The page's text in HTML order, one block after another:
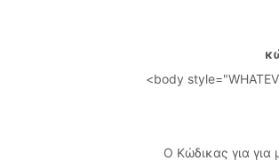
<body
Ο Κώδικας για